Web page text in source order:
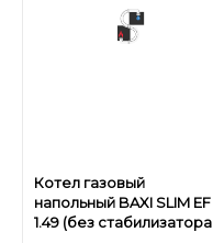
Котел газовый
напольный BAXI SLIM EF
1.49 (без стабилизатора